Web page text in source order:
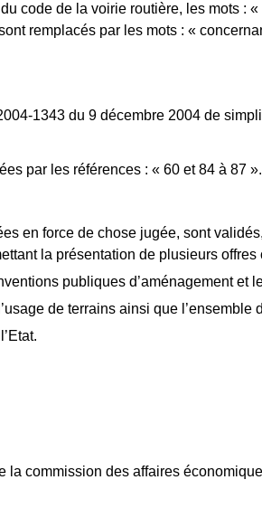
code de la voirie routière, les mots
remplacés par les mots : «
1343 du 9 décembre 2004 de
par les références : « 60 et 84 à 87 ».
en force de chose jugée, sont
la présentation de plusieurs offres
publiques d’aménagement
de terrains ainsi que
la commission des affaires